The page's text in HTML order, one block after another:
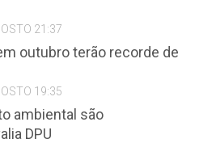
21:37
outubro terão recorde de
19:35
ambiental são
DPU